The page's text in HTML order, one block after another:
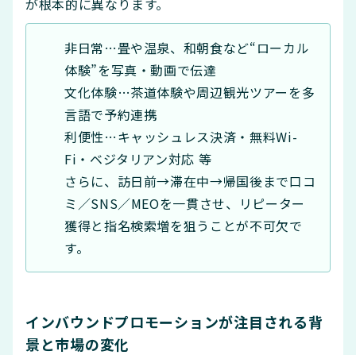
が根本的に異なります。
非日常…畳や温泉、和朝食など“ローカル
体験”を写真・動画で伝達
文化体験…茶道体験や周辺観光ツアーを多
言語で予約連携
利便性…キャッシュレス決済・無料Wi-
Fi・ベジタリアン対応 等
さらに、訪日前→滞在中→帰国後まで口コ
ミ／SNS／MEOを一貫させ、リピーター
獲得と指名検索増を狙うことが不可欠で
す。
インバウンドプロモーションが注目される背
景と市場の変化